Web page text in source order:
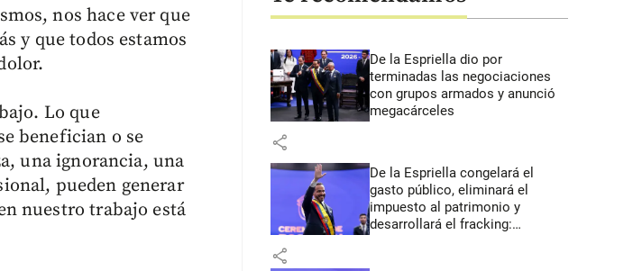
nos hace ver que
y que todos estamos
Lo que
benefician o se
una ignorancia, una
pueden generar
nuestro trabajo está
De la Espriella dio por
terminadas las negociaciones
con grupos armados y anunció
megacárceles
share
De la Espriella congelará el
gasto público, eliminará el
impuesto al patrimonio y
desarrollará el fracking:
share